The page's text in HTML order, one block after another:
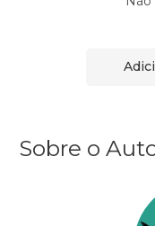
Sobre o